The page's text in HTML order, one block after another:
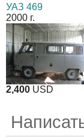
УАЗ 469
2000 г.
2,400 USD